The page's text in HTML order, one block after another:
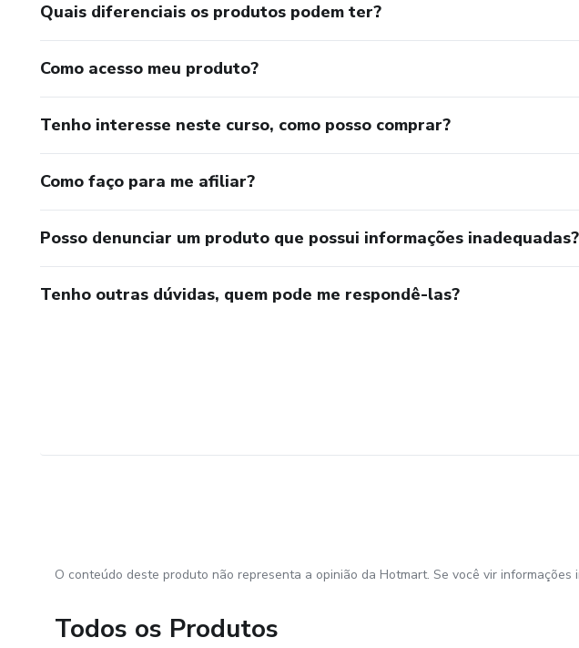
Quais diferenciais os produtos podem ter?
Como acesso meu produto?
Tenho interesse neste curso, como posso comprar?
Como faço para me afiliar?
Posso denunciar um produto que possui informações inadequadas?
Tenho outras dúvidas, quem pode me respondê-las?
O conteúdo deste produto não representa a opinião da Hotmart. Se você vir informações
Todos os Produtos